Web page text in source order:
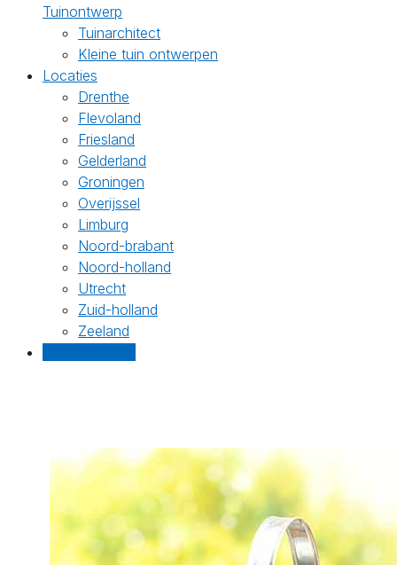
Tuinontwerp
Tuinarchitect
Kleine tuin ontwerpen
Locaties
Drenthe
Flevoland
Friesland
Gelderland
Groningen
Overijssel
Limburg
Noord-brabant
Noord-holland
Utrecht
Zuid-holland
Zeeland